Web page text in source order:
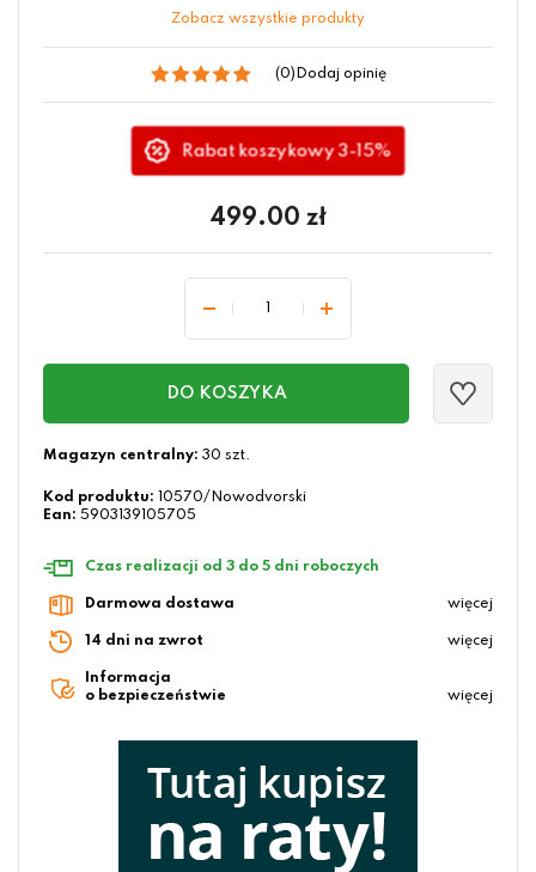
Zobacz wszystkie produkty
(0) Dodaj opinię
Rabat koszykowy 3-15%
499.00 zł
DO KOSZYKA
Magazyn centralny: 30 szt.
Kod produktu:
10570/Nowodvorski
Ean: 5903139105705
Czas realizacji od 3 do 5 dni roboczych
Darmowa dostawa więcej
14 dni na zwrot więcej
Informacja
o bezpieczeństwie
więcej